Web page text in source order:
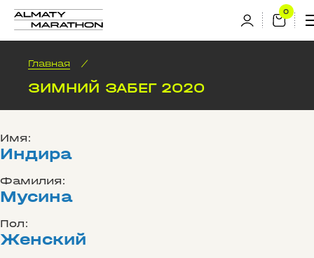
Главная /
ЗИМНИЙ ЗАБЕГ 2020
Имя:
Индира
Фамилия:
Мусина
Пол:
Женский